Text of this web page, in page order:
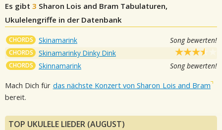
Es gibt 3 Sharon Lois and Bram Tabulaturen,
Ukulelengriffe in der Datenbank
CHORDS Skinamarink Song bewerten!
CHORDS Skinamarinky Dinky Dink
CHORDS Skinnamarink Song bewerten!
Mach Dich für das nächste Konzert von Sharon Lois and Bram
bereit.
TOP UKULELE LIEDER (AUGUST)